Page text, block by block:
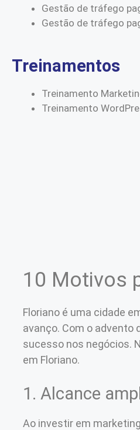
Gestão de tráfego
Gestão de tráfego
Treinamentos
Treinamento
Treinamento
10 Motivos
Floriano é uma cidade
avanço. Com o
sucesso nos negócios.
em Floriano.
1. Alcance
Ao investir em